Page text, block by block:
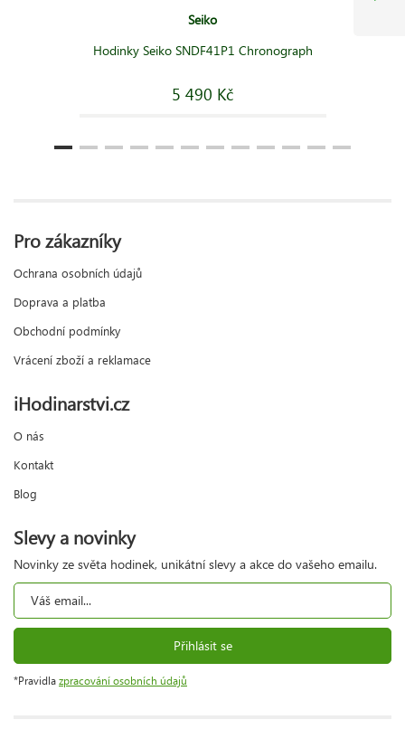
Seiko
Hodinky Seiko SNDF41P1 Chronograph
5 490 Kč
Pro zákazníky
Ochrana osobních údajů
Doprava a platba
Obchodní podmínky
Vrácení zboží a reklamace
iHodinarstvi.cz
O nás
Kontakt
Blog
Slevy a novinky
Novinky ze světa hodinek, unikátní slevy a akce do vašeho emailu.
Přihlásit se
*Pravidla zpracování osobních údajů